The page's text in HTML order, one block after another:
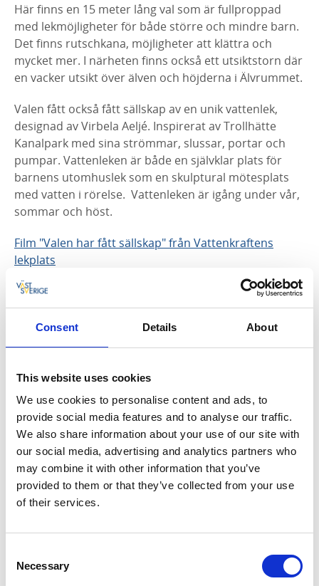
Consent Details About
This website uses cookies
We use cookies to personalise content and ads, to
provide social media features and to analyse our traffic.
We also share information about your use of our site with
our social media, advertising and analytics partners who
may combine it with other information that you’ve
provided to them or that they’ve collected from your use
of their services.
Selection
Necessary
Här finns en 15 meter lång val som är fullproppad
med lekmöjligheter för både större och mindre barn.
Det finns rutschkana, möjligheter att klättra och
mycket mer. I närheten finns också ett utsiktstorn där
en vacker utsikt över älven och höjderna i Älvrummet.
Valen fått också fått sällskap av en unik vattenlek,
designad av Virbela Aeljé. Inspirerat av Trollhätte
Kanalpark med sina strömmar, slussar, portar och
pumpar. Vattenleken är både en självklar plats för
barnens utomhuslek som en skulptural mötesplats
med vatten i rörelse. Vattenleken är igång under vår,
sommar och höst.
Film "Valen har fått sällskap" från Vattenkraftens
lekplats